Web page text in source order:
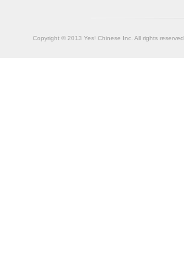
Copyright © 2013 Yes! Chinese Inc. All rights reserved.